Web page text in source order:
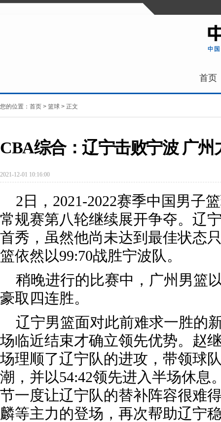
首页
您的位置： 首页 > 篮球 > 正文
CBA综合：辽宁击败宁波 广州
2021-12-01 10:16:00
2日，2021-2022赛季中国男子
常规赛第八轮继续展开争夺。辽
首秀，虽然他尚未达到最佳状态
篮依然以99:70战胜宁波队。
稍晚进行的比赛中，广州男篮
豪取四连胜。
辽宁男篮面对此前难求一胜的
场临近结束才确立领先优势。赵
场理顺了辽宁队的进攻，带领球
潮，并以54:42领先进入半场休息
节一度让辽宁队的替补阵容很难
麟等主力的登场，再次帮助辽宁